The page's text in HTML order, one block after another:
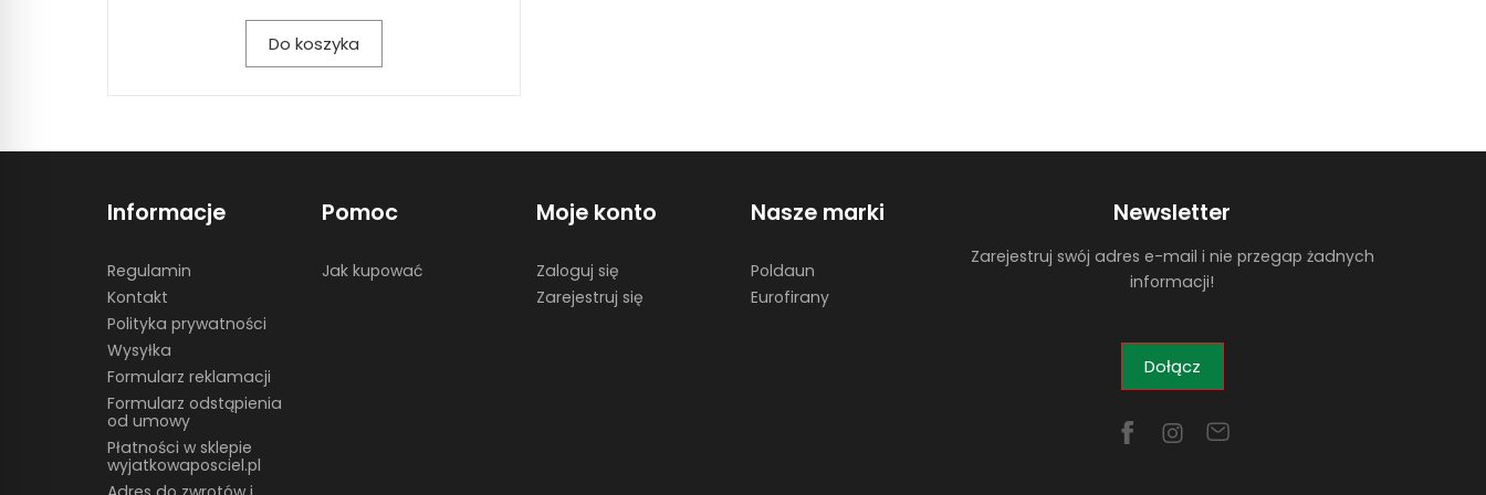
Do koszyka
Informacje
Regulamin
Kontakt
Polityka prywatności
Wysyłka
Formularz reklamacji
Formularz odstąpienia
od umowy
Płatności w sklepie
wyjatkowaposciel.pl
Pomoc
Jak kupować
Moje konto
Zaloguj się
Zarejestruj się
Nasze marki
Poldaun
Eurofirany
Newsletter
Zarejestruj swój adres e-mail i nie przegap żadnych
informacji!
Dołącz